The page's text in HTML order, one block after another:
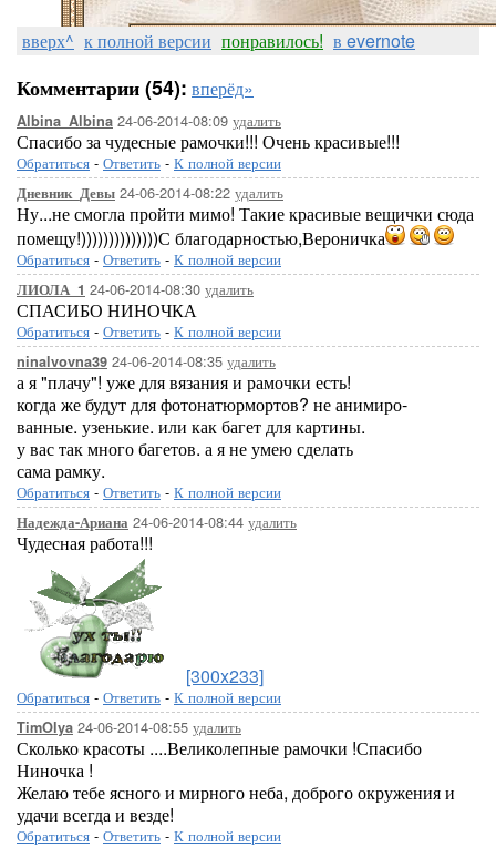
вверх^ к полной версии понравилось! в evernote
Комментарии (54): вперёд»
Albina_Albina 24-06-2014-08:09 удалить
Спасибо за чудесные рамочки!!! Очень красивые!!!
Обратиться - Ответить - К полной версии
Дневник_Девы 24-06-2014-08:22 удалить
Ну...не смогла пройти мимо! Такие красивые вещички сюда
помещу!))))))))))))))С благодарностью,Вероничка
Обратиться - Ответить - К полной версии
ЛИОЛА_1 24-06-2014-08:30 удалить
СПАСИБО НИНОЧКА
Обратиться - Ответить - К полной версии
ninalvovna39 24-06-2014-08:35 удалить
а я "плачу"! уже для вязания и рамочки есть!
когда же будут для фотонатюрмортов? не анимиро-
ванные. узенькие. или как багет для картины.
у вас так много багетов. а я не умею сделать
сама рамку.
Обратиться - Ответить - К полной версии
Надежда-Ариана 24-06-2014-08:44 удалить
Чудесная работа!!!
[300x233]
Обратиться - Ответить - К полной версии
TimOlya 24-06-2014-08:55 удалить
Сколько красоты ....Великолепные рамочки !Спасибо
Ниночка !
Желаю тебе ясного и мирного неба, доброго окружения и
удачи всегда и везде!
Обратиться - Ответить - К полной версии